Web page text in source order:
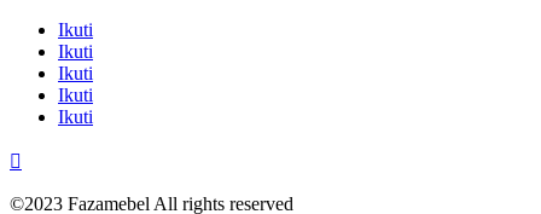
Ikuti
Ikuti
Ikuti
Ikuti
Ikuti

©2023 Fazamebel All rights reserved